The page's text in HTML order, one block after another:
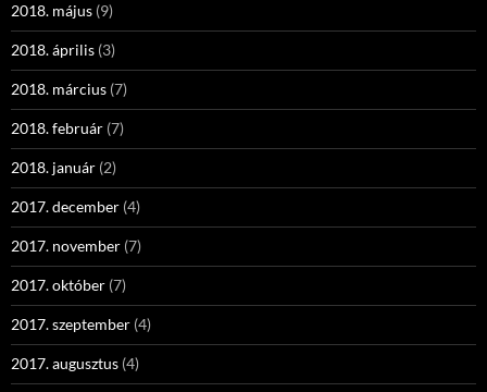
2018. május (9)
2018. április (3)
2018. március (7)
2018. február (7)
2018. január (2)
2017. december (4)
2017. november (7)
2017. október (7)
2017. szeptember (4)
2017. augusztus (4)